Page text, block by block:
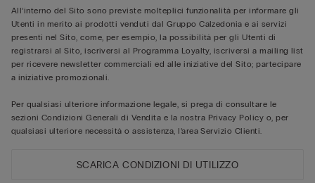
All’interno del Sito sono previste molteplici funzionalità per informare gli
Utenti in merito ai prodotti venduti dal Gruppo Calzedonia e ai servizi
presenti nel Sito, come, per esempio, la possibilità per gli Utenti di
registrarsi al Sito, iscriversi al Programma Loyalty, iscriversi a mailing list
per ricevere newsletter commerciali ed alle iniziative del Sito; partecipare
a iniziative promozionali.
Per qualsiasi ulteriore informazione legale, si prega di consultare le
sezioni Condizioni Generali di Vendita e la nostra Privacy Policy o, per
qualsiasi ulteriore necessità o assistenza, l’areaServizio Clienti.
SCARICA CONDIZIONI DI UTILIZZO